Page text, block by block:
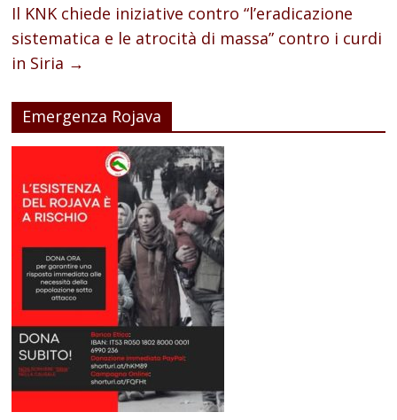
Il KNK chiede iniziative contro “l’eradicazione
sistematica e le atrocità di massa” contro i curdi
in Siria →
Emergenza Rojava